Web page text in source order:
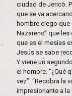
ciudad de Jericó.
que se va
hombre ciego que
Nazareno” que
que es el mesías
Jesús se sabe
Y viene un
el hombre. “¿Qué
vez”. “Recobra la
impresionante a la